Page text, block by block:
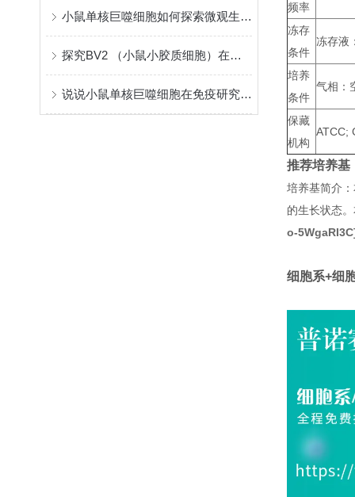
小鼠单核巨噬细胞如何探索微观生命科学？
探究BV2 （小鼠小胶质细胞）在中枢神经系统中的作用
说说小鼠单核巨噬细胞在免疫研究中的价值
频率
冻存
条件
冻存液
培养
条件
气相：
保藏
机构
ATCC;
推荐培养基
培养基简介
的生长状态
o-
细胞系+细